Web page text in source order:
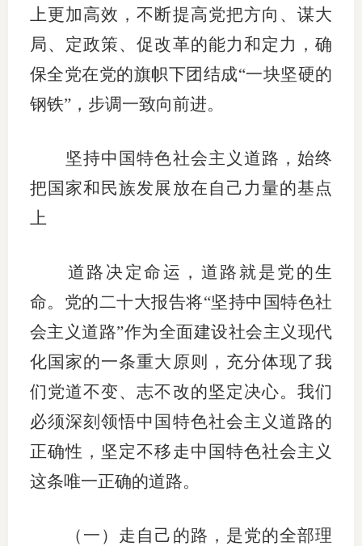
上更加高效，不断提高党把方向、谋大
局、定政策、促改革的能力和定力，确
保全党在党的旗帜下团结成“一块坚硬的
钢铁”，步调一致向前进。
坚持中国特色社会主义道路，始终
把国家和民族发展放在自己力量的基点
上
道路决定命运，道路就是党的生
命。党的二十大报告将“坚持中国特色社
会主义道路”作为全面建设社会主义现代
化国家的一条重大原则，充分体现了我
们党道不变、志不改的坚定决心。我们
必须深刻领悟中国特色社会主义道路的
正确性，坚定不移走中国特色社会主义
这条唯一正确的道路。
（一）走自己的路，是党的全部理